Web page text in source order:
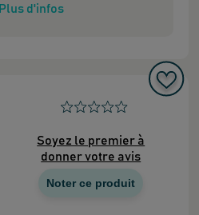
Plus d'infos
Soyez le premier à
donner votre avis
Noter ce produit